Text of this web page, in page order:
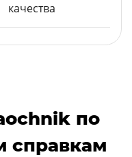
качества
по
справкам